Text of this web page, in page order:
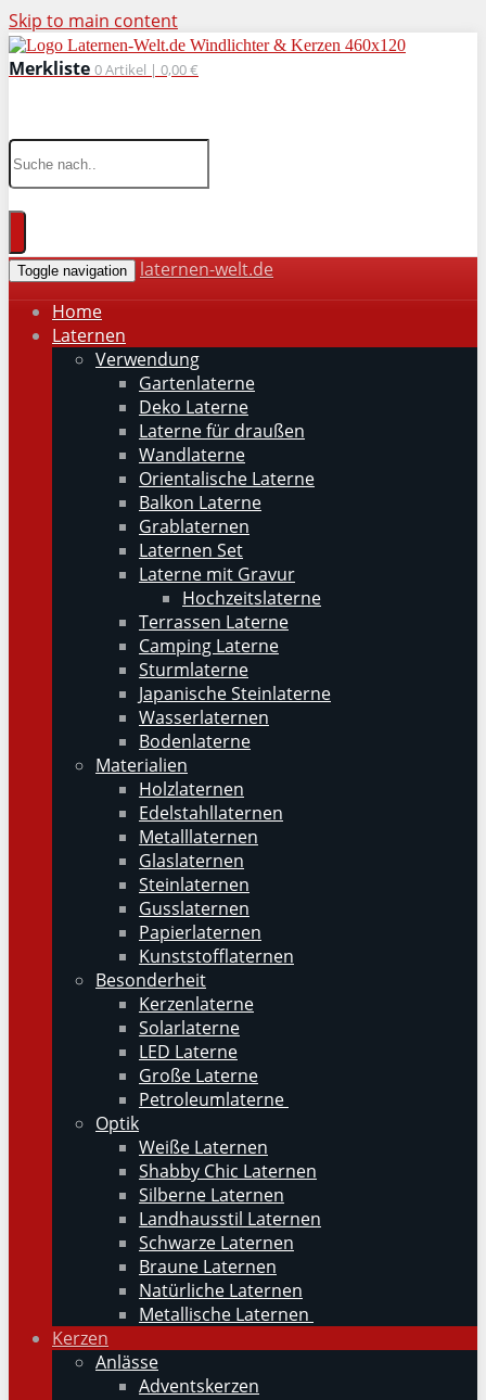
Skip to main content
Merkliste 0Artikel | 0,00 €
Toggle navigation
laternen-welt.de
Home
Laternen
Verwendung
Gartenlaterne
Deko Laterne
Laterne für draußen
Wandlaterne
Orientalische Laterne
Balkon Laterne
Grablaternen
Laternen Set
Laterne mit Gravur
Hochzeitslaterne
Terrassen Laterne
Camping Laterne
Sturmlaterne
Japanische Steinlaterne
Wasserlaternen
Bodenlaterne
Materialien
Holzlaternen
Edelstahllaternen
Metalllaternen
Glaslaternen
Steinlaternen
Gusslaternen
Papierlaternen
Kunststofflaternen
Besonderheit
Kerzenlaterne
Solarlaterne
LED Laterne
Große Laterne
Petroleumlaterne
Optik
Weiße Laternen
Shabby Chic Laternen
Silberne Laternen
Landhausstil Laternen
Schwarze Laternen
Braune Laternen
Natürliche Laternen
Metallische Laternen
Kerzen
Anlässe
Adventskerzen